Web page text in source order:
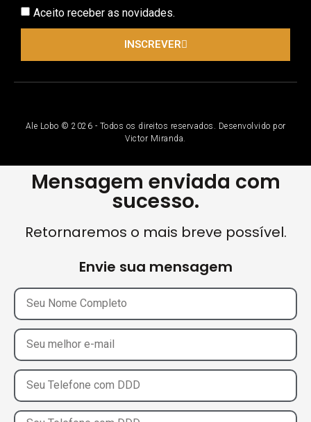
Aceito receber as novidades.
INSCREVER
Ale Lobo © 2026 - Todos os direitos reservados. Desenvolvido por
Victor Miranda.
Mensagem enviada com
sucesso.
Retornaremos o mais breve possível.
Envie sua mensagem